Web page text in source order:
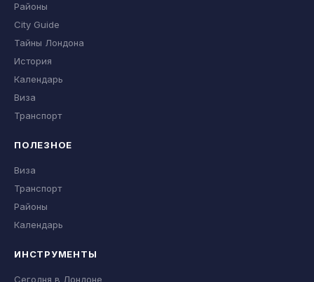
Районы
City Guide
Тайны Лондона
История
Календарь
Виза
Транспорт
ПОЛЕЗНОЕ
Виза
Транспорт
Районы
Календарь
ИНСТРУМЕНТЫ
Сегодня в Лондоне